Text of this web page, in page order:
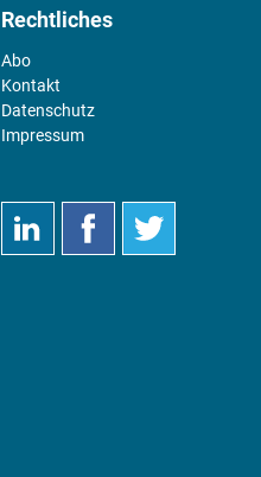
Rechtliches
Abo
Kontakt
Datenschutz
Impressum